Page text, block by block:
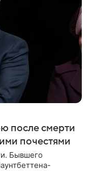
после смерти
почестями
Бывшего